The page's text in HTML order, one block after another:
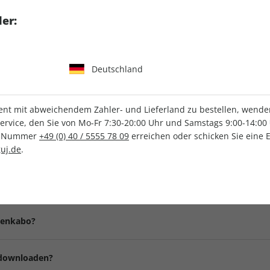
wir zudem eine
Prämie ist
Auftragsbestätigung mit Angabe des ersten Liefertermins
Deutschland
mit abweichendem Zahler- und Lieferland zu bestellen,
den Sie von Mo-Fr 7:30-20:00 Uhr und Samstags 9:00-
+49 (0) 40 / 5555 78 09 erreichen oder schicken Sie eine
.